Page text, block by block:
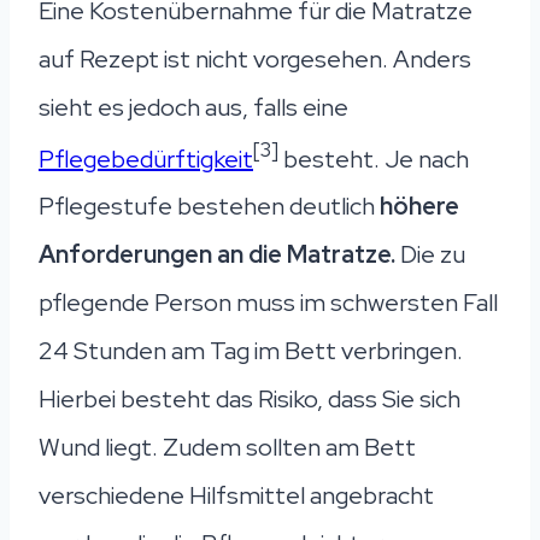
Eine Kostenübernahme für die Matratze
auf Rezept ist nicht vorgesehen. Anders
sieht es jedoch aus, falls eine
Pflegebedürftigkeit[3] besteht. Je nach
Pflegestufe bestehen deutlichhöhere
Anforderungen an die Matratze.Die zu
pflegende Person muss im schwersten Fall
24 Stunden am Tag im Bett verbringen.
Hierbei besteht das Risiko, dass Sie sich
Wund liegt. Zudem sollten am Bett
verschiedene Hilfsmittel angebracht